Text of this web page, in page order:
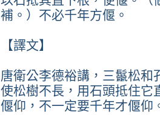
補。）不必千年方偃。
【譯文】
唐衛公李德裕講，三鬣松和
使松樹不長，用石頭抵住它
偃仰，不一定要千年才偃仰